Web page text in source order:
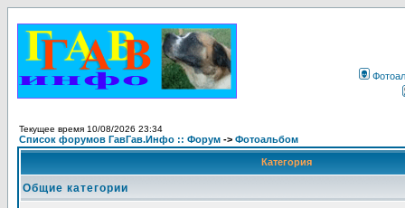
Текущее время 10/08/2026 23:34
Список форумов ГавГав.Инфо :: Форум -> Фотоальбом
Категория
Общие категории